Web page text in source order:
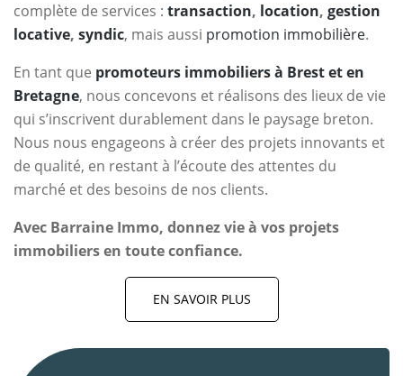
complète de services : transaction, location, gestion
locative, syndic, mais aussi promotion immobilière.
En tant que promoteurs immobiliers à Brest et en
Bretagne, nous concevons et réalisons des lieux de vie
qui s’inscrivent durablement dans le paysage breton.
Nous nous engageons à créer des projets innovants et
de qualité, en restant à l’écoute des attentes du
marché et des besoins de nos clients.
Avec Barraine Immo, donnez vie à vos projets
immobiliers en toute confiance.
EN SAVOIR PLUS